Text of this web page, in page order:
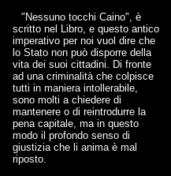
"Nessuno tocchi Caino", è
scritto nel Libro, e questo antico
imperativo per noi vuol dire che
lo Stato non può disporre della
vita dei suoi cittadini. Di fronte
ad una criminalità che colpisce
tutti in maniera intollerabile,
sono molti a chiedere di
mantenere o di reintrodurre la
pena capitale, ma in questo
modo il profondo senso di
giustizia che li anima è mal
riposto.